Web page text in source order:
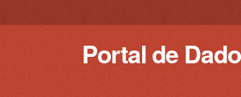
para
Portal de